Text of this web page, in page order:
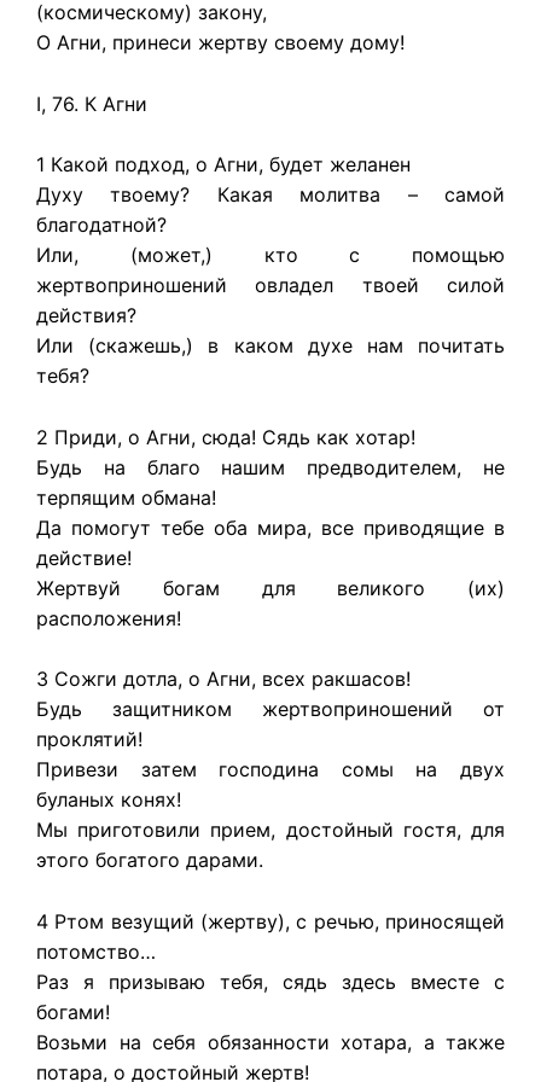
(космическому) закону,
О Агни, принеси жертву своему дому!
I, 76. К Агни
1 Какой подход, о Агни, будет желанен
Духу твоему? Какая молитва – самой
благодатной?
Или, (может,) кто с помощью
жертвоприношений овладел твоей силой
действия?
Или (скажешь,) в каком духе нам почитать
тебя?
2 Приди, о Агни, сюда! Сядь как хотар!
Будь на благо нашим предводителем, не
терпящим обмана!
Да помогут тебе оба мира, все приводящие в
действие!
Жертвуй богам для великого (их)
расположения!
3 Сожги дотла, о Агни, всех ракшасов!
Будь защитником жертвоприношений от
проклятий!
Привези затем господина сомы на двух
буланых конях!
Мы приготовили прием, достойный гостя, для
этого богатого дарами.
4 Ртом везущий (жертву), с речью, приносящей
потомство…
Раз я призываю тебя, сядь здесь вместе с
богами!
Возьми на себя обязанности хотара, а также
потара, о достойный жертв!